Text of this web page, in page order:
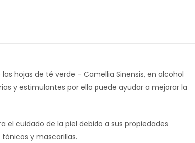
hojas de té verde – Camellia Sinensis, en alcohol
y estimulantes por ello puede ayudar a mejorar la
el cuidado de la piel debido a sus propiedades
y mascarillas.